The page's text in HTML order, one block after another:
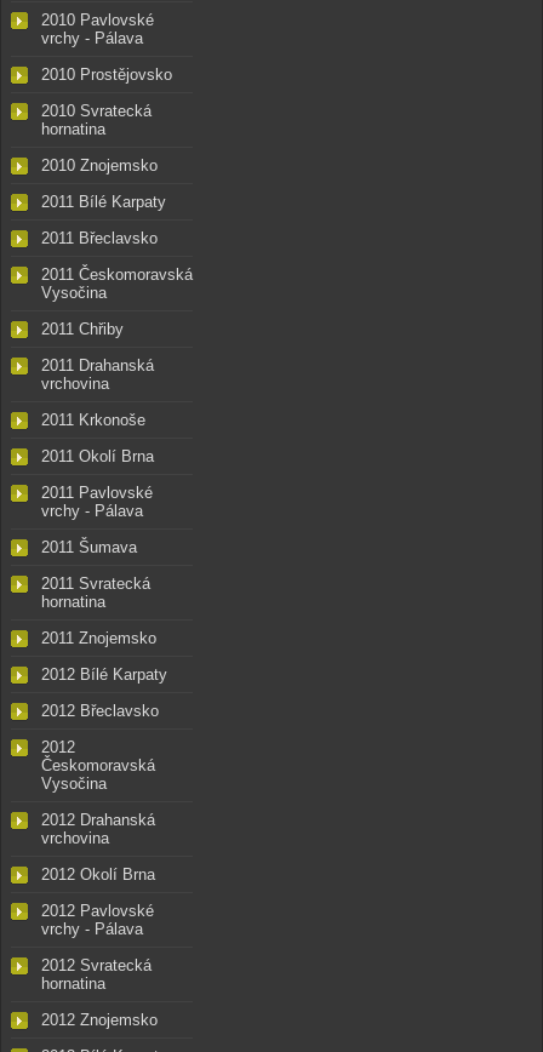
2010 Pavlovské
vrchy - Pálava
2010 Prostějovsko
2010 Svratecká
hornatina
2010 Znojemsko
2011 Bílé Karpaty
2011 Břeclavsko
2011 Českomoravská
Vysočina
2011 Chřiby
2011 Drahanská
vrchovina
2011 Krkonoše
2011 Okolí Brna
2011 Pavlovské
vrchy - Pálava
2011 Šumava
2011 Svratecká
hornatina
2011 Znojemsko
2012 Bílé Karpaty
2012 Břeclavsko
2012
Českomoravská
Vysočina
2012 Drahanská
vrchovina
2012 Okolí Brna
2012 Pavlovské
vrchy - Pálava
2012 Svratecká
hornatina
2012 Znojemsko